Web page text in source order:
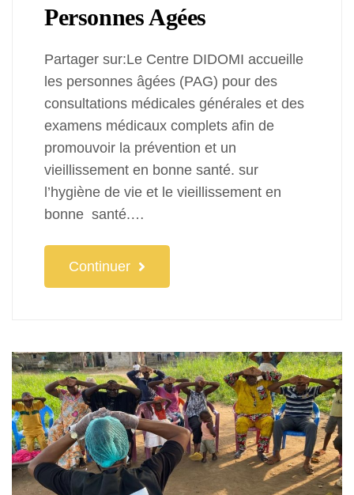
Personnes Agées
Partager sur:Le Centre DIDOMI accueille
les personnes âgées (PAG) pour des
consultations médicales générales et des
examens médicaux complets afin de
promouvoir la prévention et un
vieillissement en bonne santé. sur
l’hygiène de vie et le vieillissement en
bonne santé.…
Continuer